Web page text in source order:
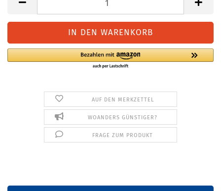
AUF DEN MERKZETTEL
WOANDERS GÜNSTIGER?
FRAGE ZUM PRODUKT